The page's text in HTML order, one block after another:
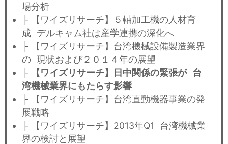
場分析
├ 【ワイズリサーチ】５軸加工機の人材育
成 デルキャム社は産学連携の深化へ
├ 【ワイズリサーチ】台湾機械設備製造業界
の 現状および２０１４年の展望
├
【ワイズリサーチ】日中関係の緊張が 台
湾機械業界にもたらす影響
├ 【ワイズリサーチ】台湾直動機器事業の発
展戦略
├ 【ワイズリサーチ】2013年Q1 台湾機械業
界の検討と展望